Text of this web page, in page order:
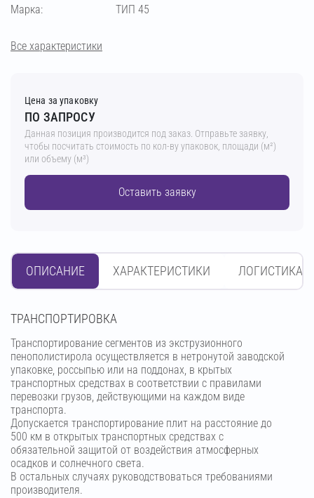
Марка:
ТИП 45
Все характеристики
Цена за упаковку
ПО ЗАПРОСУ
Данная позиция производится под заказ. Отправьте заявку,
чтобы посчитать стоимость по кол-ву упаковок, площади (м²)
или объему (м³)
Оставить заявку
ОПИСАНИЕ ХАРАКТЕРИСТИКИ ЛОГИСТИКА
ТРАНСПОРТИРОВКА
Транспортирование сегментов из экструзионного
пенополистирола осуществляется в нетронутой заводской
упаковке, россыпью или на поддонах, в крытых
транспортных средствах в соответствии с правилами
перевозки грузов, действующими на каждом виде
транспорта.
Допускается транспортирование плит на расстояние до
500 км в открытых транспортных средствах с
обязательной защитой от воздействия атмосферных
осадков и солнечного света.
В остальных случаях руководствоваться требованиями
производителя.